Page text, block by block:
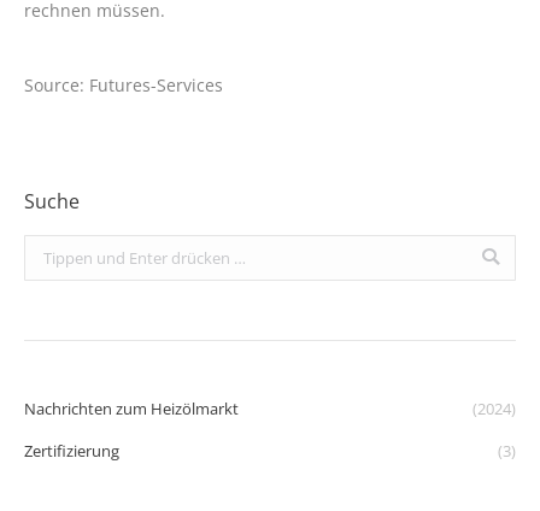
rechnen müssen.
Source: Futures-Services
Suche
Search:
Nachrichten zum Heizölmarkt
(2024)
Zertifizierung
(3)